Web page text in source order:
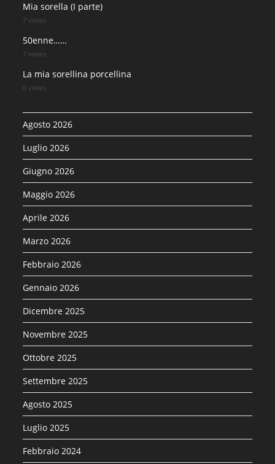
Mia sorella (I parte)
7 views
50enne……
7 views
La mia sorellina porcellina
6 views
Agosto 2026
Luglio 2026
Giugno 2026
Maggio 2026
Aprile 2026
Marzo 2026
Febbraio 2026
Gennaio 2026
Dicembre 2025
Novembre 2025
Ottobre 2025
Settembre 2025
Agosto 2025
Luglio 2025
Febbraio 2024